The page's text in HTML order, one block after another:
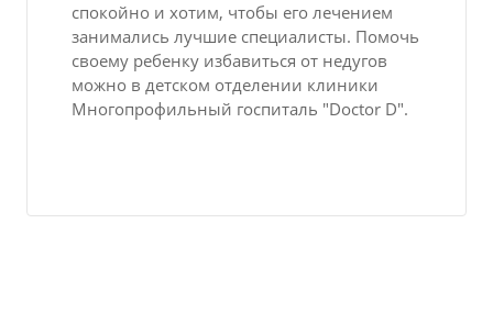
спокойно и хотим, чтобы его лечением
занимались лучшие специалисты. Помочь
своему ребенку избавиться от недугов
можно в детском отделении клиники
Многопрофильный госпиталь "Doctor D".